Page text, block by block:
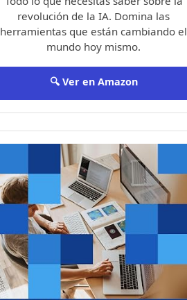
revolución de la IA. Domina las
herramientas que están cambiando el
mundo hoy mismo.
🔍 Ver en Amazon